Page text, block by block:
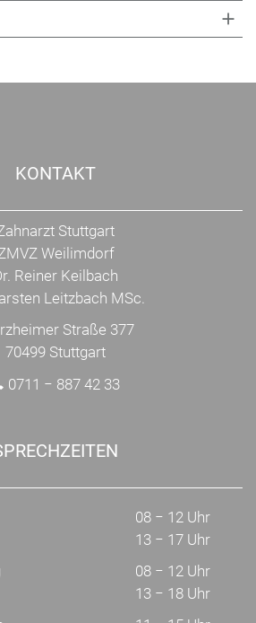
KONTAKT
Stuttgart
Weilimdorf
Reiner Keilbach
Leitzbach MSc.
Straße 377
70499 Stuttgart
0711 − 887 42 33
08 − 12 Uhr
13 − 17 Uhr
08 − 12 Uhr
13 − 18 Uhr